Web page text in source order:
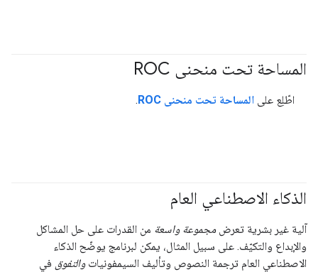
المساحة تحت منحنى ROC
#Metric
اطّلِع على المساحة تحت منحنى ROC .
الذكاء الاصطناعي العام
آلية غير بشرية تعرض مجموعة واسعة من القدرات على حل المشاكل
والإبداع والتكيّف. على سبيل المثال، يمكن لبرنامج يوضّح الذكاء
الاصطناعي العام ترجمة النصوص وتأليف السيمفونياتوالتفوق في